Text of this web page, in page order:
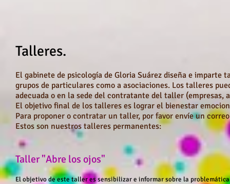
Taller "Abre los ojos"
El objetivo de este taller es sensibilizar e informar sobre la
Talleres.
El gabinete de psicología de Gloria Suárez diseña e imparte
grupos de particulares como a asociaciones. Los talleres
adecuada o en la sede del contratante del taller (empresas,
El objetivo final de los talleres es lograr el bienestar
Para proponer o contratar un taller, por favor envíe un
Estos son nuestros talleres permanentes: